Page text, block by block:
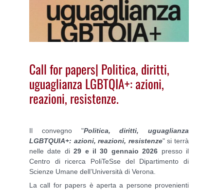
Call for papers| Politica, diritti,
uguaglianza LGBTQIA+: azioni,
reazioni, resistenze.
Il convegno "Politica, diritti, uguaglianza
LGBTQUIA+: azioni, reazioni, resistenze" si terrà
nelle date di29 e il 30 gennaio 2026 presso il
Centro di ricerca PoliTeSse del Dipartimento di
Scienze Umane dell’Università di Verona.
La call for papers è aperta a persone provenienti